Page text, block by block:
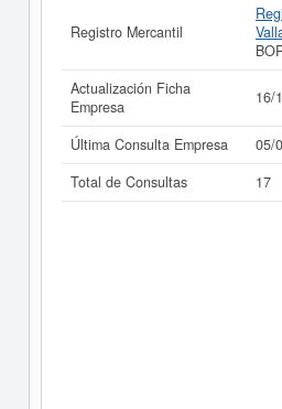
Registro Mercantil
Actualización Ficha
Empresa
16/
Última Consulta Empresa
05/
Total de Consultas
17